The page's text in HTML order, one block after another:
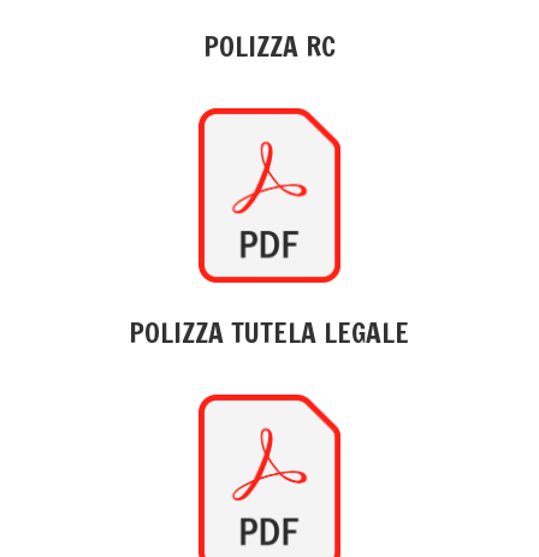
POLIZZA RC
POLIZZA TUTELA LEGALE